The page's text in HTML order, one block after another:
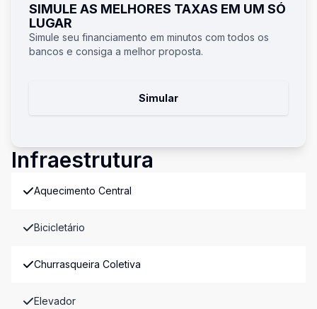
SIMULE AS MELHORES TAXAS EM UM SÓ
LUGAR
Simule seu financiamento em minutos com todos os
bancos e consiga a melhor proposta.
Simular
Infraestrutura
Aquecimento Central
Bicicletário
Churrasqueira Coletiva
Elevador